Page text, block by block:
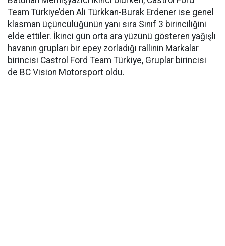
Team Türkiye’den Ali Türkkan-Burak Erdener ise genel
klasman üçüncülüğünün yanı sıra Sınıf 3 birinciliğini
elde ettiler. İkinci gün orta ara yüzünü gösteren yağışlı
havanın grupları bir epey zorladığı rallinin Markalar
birincisi Castrol Ford Team Türkiye, Gruplar birincisi
de BC Vision Motorsport oldu.